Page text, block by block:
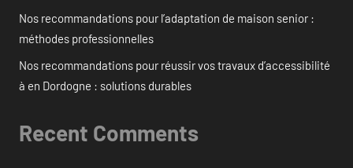
Nos recommandations pour l’adaptation de maison senior :
méthodes professionnelles
Nos recommandations pour réussir vos travaux d’accessibilité
à en Dordogne : solutions durables
Recent Comments